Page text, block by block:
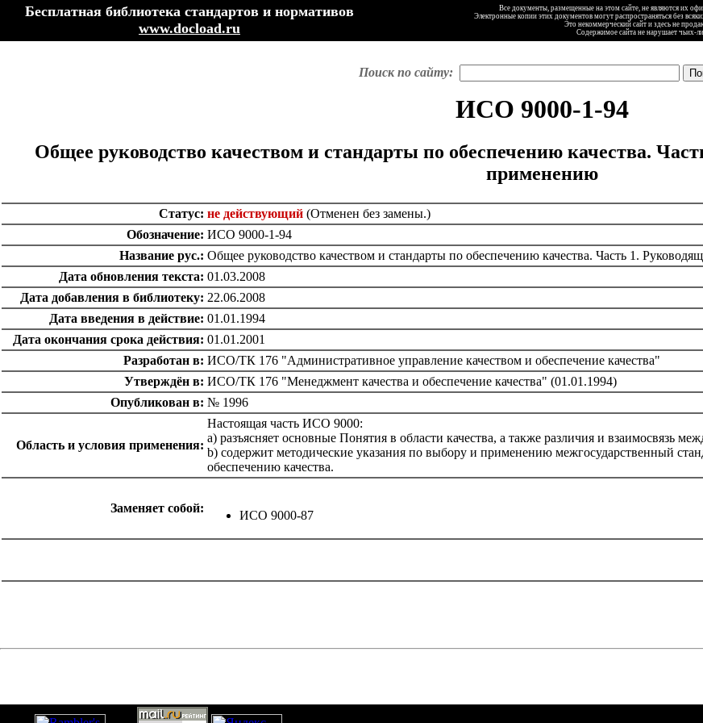
Бесплатная библиотека стандартов и нормативов
www.docload.ru
Все документы, размещенные на этом сайте, не являются их
Электронные копии этих документов могут распространяться без
Это некоммерческий сайт и здесь не
Содержимое сайта не нарушает чьих-
Поиск по сайту:
ИСО 9000-1-94
Общее руководство качеством и стандарты по обеспечению качества.
применению
Статус: не действующий (Отменен без замены.)
Обозначение: ИСО 9000-1-94
Название рус.: Общее руководство качеством и стандарты по обеспечению качества. Часть 1.
Дата обновления текста: 01.03.2008
Дата добавления в библиотеку: 22.06.2008
Дата введения в действие: 01.01.1994
Дата окончания срока действия: 01.01.2001
Разработан в: ИСО/ТК 176 "Административное управление качеством и обеспечение качества"
Утверждён в: ИСО/ТК 176 "Менеджмент качества и обеспечение качества" (01.01.1994)
Опубликован в: № 1996
Область и условия применения:
Настоящая часть ИСО 9000:
a) разъясняет основные Понятия в области качества, а также различия и взаимосвязь
b) содержит методические указания по выбору и применению межгосударственный
обеспечению качества.
Заменяет собой:
ИСО 9000-87